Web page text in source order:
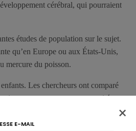
cérébral, qui pourraient
études de population sur le sujet.
qu’en Europe ou aux États-Unis,
mercure du poisson.
Les chercheurs ont comparé
comportement et capacités
×
E-MAIL